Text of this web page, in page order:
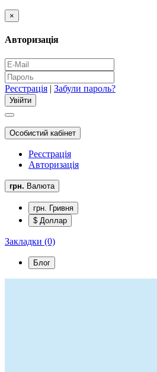
×
Авторизація
Реєстрація | Забули пароль?
Особистий кабінет
Реєстрація
Авторизація
грн. Валюта
грн. Гривня
$ Доллар
Закладки (0)
Блог